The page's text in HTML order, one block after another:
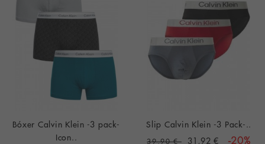
Bóxer Calvin Klein -3 pack-
Icon..
Slip Calvin Klein -3 Pack-..
39,90 € 31,92 € -20%